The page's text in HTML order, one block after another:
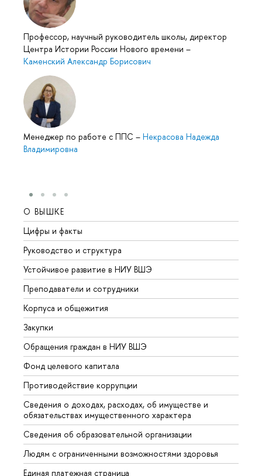
Профессор, научный руководитель школы, директор
Центра Истории России Нового времени –
Каменский Александр Борисович
Менеджер по работе с ППС – Некрасова Надежда
Владимировна
О ВЫШКЕ
Цифры и факты
Руководство и структура
Устойчивое развитие в НИУ ВШЭ
Преподаватели и сотрудники
Корпуса и общежития
Закупки
Обращения граждан в НИУ ВШЭ
Фонд целевого капитала
Противодействие коррупции
Сведения о доходах, расходах, об имуществе и
обязательствах имущественного характера
Сведения об образовательной организации
Людям с ограниченными возможностями здоровья
Единая платежная страница